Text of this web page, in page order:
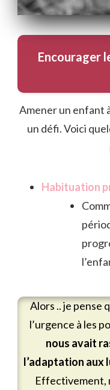
Encourager
Amener un enfant
un défi. Voici
Habituation
Alors .. je pense
l’urgence à les
nous avait
l’adaptation aux
Effectivement,